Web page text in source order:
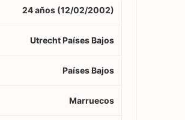
24 años (12/02/2002)
Utrecht Países Bajos
Países Bajos
Marruecos